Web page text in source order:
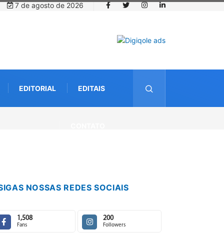
7 de agosto de 2026
EDITORIAL EDITAIS
NOSSAS REDES SOCIAIS
1,508
Fans
200
Followers